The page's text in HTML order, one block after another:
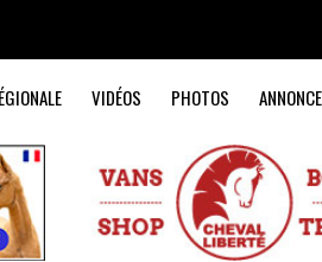
VIDÉOS PHOTOS